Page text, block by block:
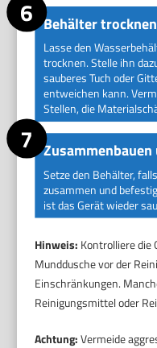
Behälter
Lasse den
trocknen. Stelle ihn
sauberes Tuch oder
entweichen kann.
Stellen, die
Setze den Behälter,
zusammen und
ist das Gerät wieder
Hinweis: Kontrolliere die
Munddusche vor der
Einschränkungen.
Reinigungsmittel oder
Achtung:Vermeide